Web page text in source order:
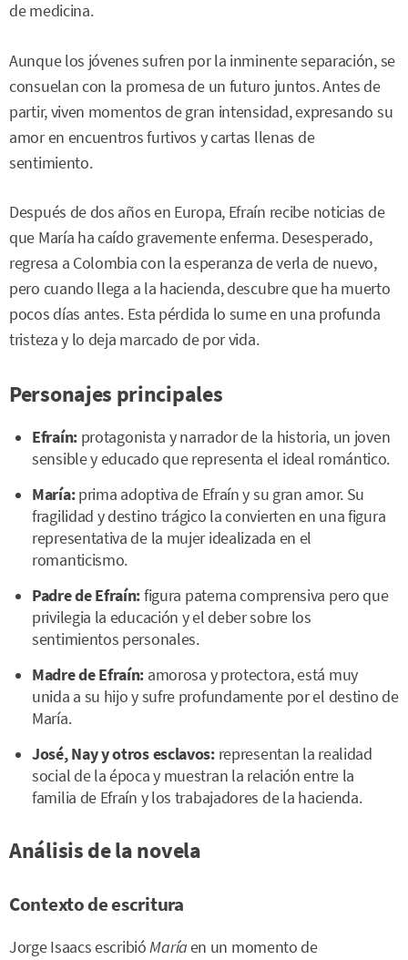
de medicina.
Aunque los jóvenes sufren por la inminente separación, se
consuelan con la promesa de un futuro juntos. Antes de
partir, viven momentos de gran intensidad, expresando su
amor en encuentros furtivos y cartas llenas de
sentimiento.
Después de dos años en Europa, Efraín recibe noticias de
que María ha caído gravemente enferma. Desesperado,
regresa a Colombia con la esperanza de verla de nuevo,
pero cuando llega a la hacienda, descubre que ha muerto
pocos días antes. Esta pérdida lo sume en una profunda
tristeza y lo deja marcado de por vida.
Personajes principales
Efraín: protagonista y narrador de la historia, un joven
sensible y educado que representa el ideal romántico.
María:prima adoptiva de Efraín y su gran amor. Su
fragilidad y destino trágico la convierten en una figura
representativa de la mujer idealizada en el
romanticismo.
Padre de Efraín:figura paterna comprensiva pero que
privilegia la educación y el deber sobre los
sentimientos personales.
Madre de Efraín: amorosa y protectora, está muy
unida a su hijo y sufre profundamente por el destino de
María.
José, Nay y otros esclavos:representan la realidad
social de la época y muestran la relación entre la
familia de Efraín y los trabajadores de la hacienda.
Análisis de la novela
Contexto de escritura
Jorge Isaacs escribióMaríaen un momento de